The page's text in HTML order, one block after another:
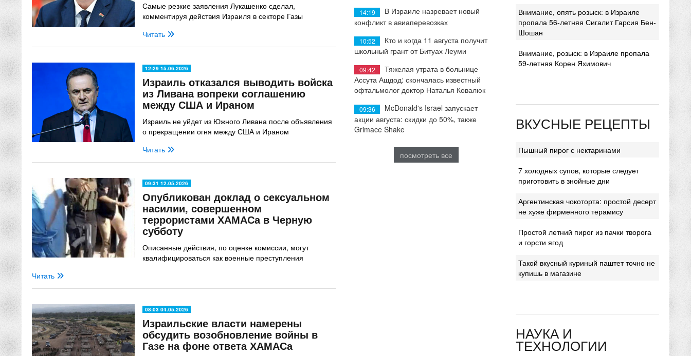
Самые резкие заявления Лукашенко сделал,
комментируя действия Израиля в секторе Газы
Читать
12:29 15.06.2026
Израиль отказался выводить войска
из Ливана вопреки соглашению
между США и Ираном
Израиль не уйдет из Южного Ливана после объявления
о прекращении огня между США и Ираном
Читать
09:31 12.05.2026
Опубликован доклад о сексуальном
насилии, совершенном
террористами ХАМАСа в Черную
субботу
Описанные действия, по оценке комиссии, могут
квалифицироваться как военные преступления
Читать
08:03 04.05.2026
Израильские власти намерены
обсудить возобновление войны в
Газе на фоне ответа ХАМАСа
14:19
В Израиле назревает новый
конфликт в авиаперевозках
10:52
Кто и когда 11 августа получит
школьный грант от Битуах Леуми
09:42
Тяжелая утрата в больнице
Ассута Ашдод: скончалась известный
офтальмолог доктор Наталья Ковалюк
09:36
McDonald's Israel запускает
акции августа: скидки до 50%, также
Grimace Shake
посмотреть все
Внимание, опять розыск: в Израиле
пропала 56-летняя Сигалит Гарсия Бен-
Шошан
Внимание, розыск: в Израиле пропала
59-летняя Корен Яхимович
ВКУСНЫЕ РЕЦЕПТЫ
Пышный пирог с нектаринами
7 холодных супов, которые следует
приготовить в знойные дни
Аргентинская чокоторта: простой десерт
не хуже фирменного терамису
Простой летний пирог из пачки творога
и горсти ягод
Такой вкусный куриный паштет точно не
купишь в магазине
НАУКА И
ТЕХНОЛОГИИ